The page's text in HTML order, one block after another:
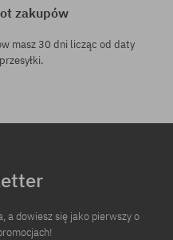
zakupów
masz 30 dni licząc od daty
a dowiesz się jako pierwszy o